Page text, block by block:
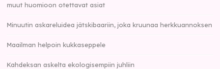
muut huomioon otettavat asiat
Minuutin askareluidea jätskibaariin, joka kruunaa herkkuannoksen
Maailman helpoin kukkaseppele
Kahdeksan askelta ekologisempiin juhliin